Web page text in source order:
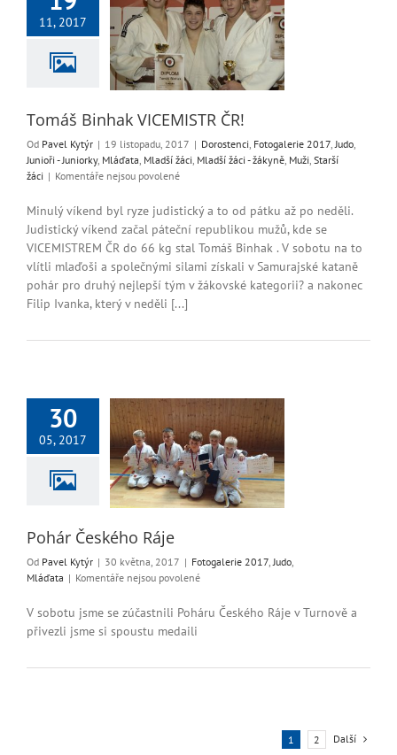
11, 2017
VICEMISTR
Fotogalerie 2017
Mláďata
Tomáš Binhak VICEMISTR ČR!
Od Pavel Kytýr | 19 listopadu, 2017 | Dorostenci, Fotogalerie 2017,Judo,
Junioři - Juniorky, Mláďata, Mladší žáci, Mladší žáci - žákyně, Muži, Starší
žáci | Komentáře nejsou povolenéu
s
názvem
Tomáš
Binhak
VICEMISTR
ČR!
Minulý víkend byl ryze judistický a to od pátku až po neděli.
Judistický víkend začal páteční republikou mužů, kde se
VICEMISTREM ČR do 66 kg stal Tomáš Binhak . V sobotu na to
vlítli mlaďoši a společnými silami získali v Samurajské kataně
pohár pro druhý nejlepší tým v žákovské kategorii? a nakonec
Filip Ivanka, který v neděli [...]
30
05, 2017
Českého Ráje
Judo
Pohár Českého Ráje
Od Pavel Kytýr | 30 května, 2017 | Fotogalerie 2017,Judo,
Mláďata | Komentáře nejsou povolenéu
s
Ráje
V sobotu jsme se zúčastnili Poháru Českého Ráje v Turnově a
přivezli jsme si spoustu medaili
1 2 Další